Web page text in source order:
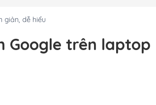
giản, dễ hiểu
Google trên laptop